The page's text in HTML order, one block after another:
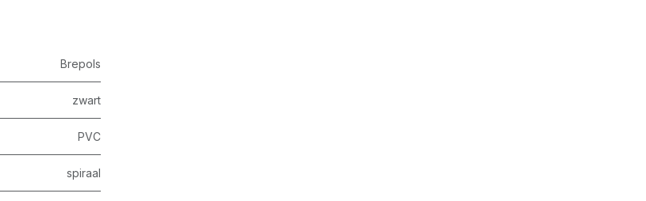
Brepols
zwart
PVC
spiraal